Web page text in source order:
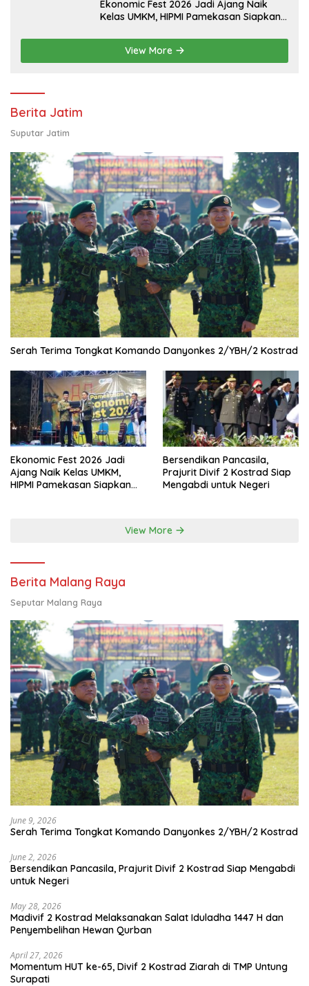
Ekonomic Fest 2026 Jadi Ajang Naik
Kelas UMKM, HIPMI Pamekasan Siapkan
Pendampingan Usaha
View More
Berita Jatim
Suputar Jatim
Serah Terima Tongkat Komando Danyonkes 2/YBH/2 Kostrad
Ekonomic Fest 2026 Jadi
Ajang Naik Kelas UMKM,
HIPMI Pamekasan Siapkan
Bersendikan Pancasila,
Prajurit Divif 2 Kostrad Siap
Mengabdi untuk Negeri
View More
Berita Malang Raya
Seputar Malang Raya
June 9, 2026
Serah Terima Tongkat Komando Danyonkes 2/YBH/2 Kostrad
June 2, 2026
Bersendikan Pancasila, Prajurit Divif 2 Kostrad Siap Mengabdi
untuk Negeri
May 28, 2026
Madivif 2 Kostrad Melaksanakan Salat Iduladha 1447 H dan
Penyembelihan Hewan Qurban
April 27, 2026
Momentum HUT ke-65, Divif 2 Kostrad Ziarah di TMP Untung
Surapati